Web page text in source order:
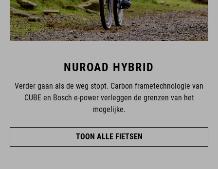
NUROAD HYBRID
Verder gaan als de weg stopt. Carbon frametechnologie van
CUBE en Bosch e-power verleggen de grenzen van het
mogelijke.
TOON ALLE FIETSEN